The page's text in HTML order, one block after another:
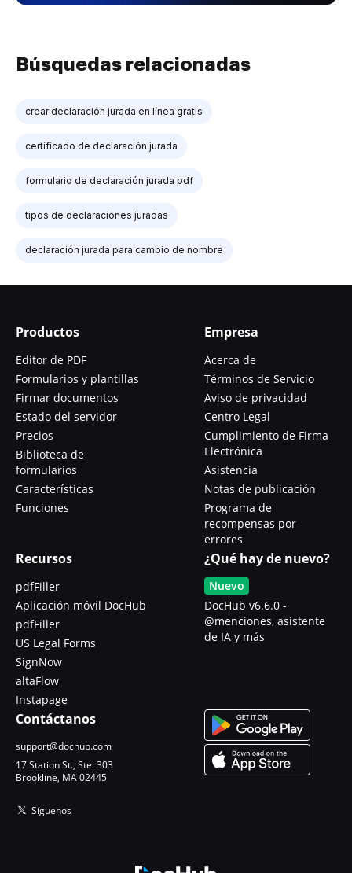
Búsquedas relacionadas
crear declaración jurada en línea gratis
certificado de declaración jurada
formulario de declaración jurada pdf
tipos de declaraciones juradas
declaración jurada para cambio de nombre
Productos
Editor de PDF
Formularios y plantillas
Firmar documentos
Estado del servidor
Precios
Biblioteca de
formularios
Características
Funciones
Empresa
Acerca de
Términos de Servicio
Aviso de privacidad
Centro Legal
Cumplimiento de Firma
Electrónica
Asistencia
Notas de publicación
Programa de
recompensas por
errores
Recursos
pdfFiller
Aplicación móvil DocHub
pdfFiller
US Legal Forms
SignNow
altaFlow
Instapage
¿Qué hay de nuevo?
Nuevo
DocHub v6.6.0 -
@menciones, asistente
de IA y más
Contáctanos
support@dochub.com
17 Station St., Ste. 303
Brookline, MA 02445
Síguenos